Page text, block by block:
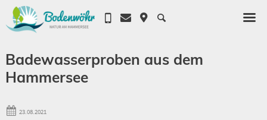
Badewasserproben aus dem
Hammersee
23.08.2021